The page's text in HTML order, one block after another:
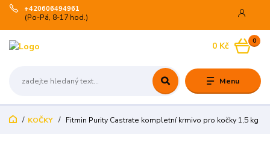
Menu
+420606494961
(Po-Pá, 8-17 hod.)
0
0 Kč
KOČKY Fitmin Purity Castrate kompletní krmivo pro kočky 1,5 kg